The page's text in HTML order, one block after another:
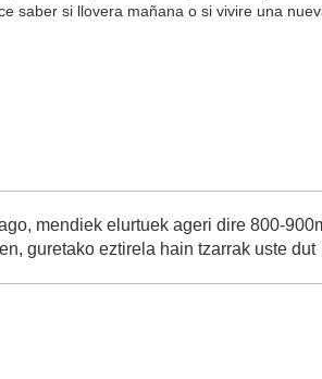
saber si llovera mañana o si vivire una
mendiek elurtuek ageri dire 800-
guretako eztirela hain tzarrak uste dut